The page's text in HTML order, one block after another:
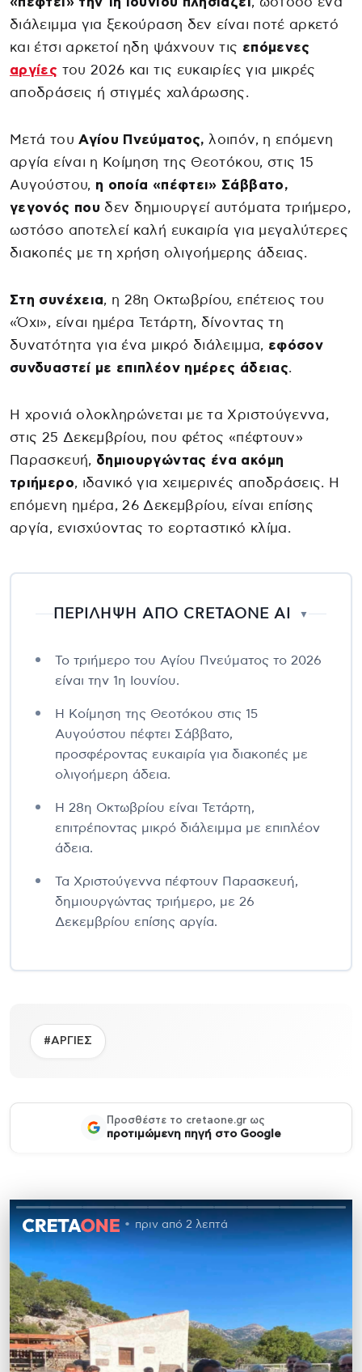
διάλειμμα για ξεκούραση δεν είναι ποτέ αρκετό
και έτσι αρκετοί ηδη ψάχνουν τις επόμενες
αργίες του 2026 και τις ευκαιρίες για μικρές
αποδράσεις ή στιγμές χαλάρωσης.
Μετά τουΑγίου Πνεύματος, λοιπόν, η επόμενη
αργία είναι η Κοίμηση της Θεοτόκου, στις 15
Αυγούστου, η οποία «πέφτει» Σάββατο,
γεγονός που δεν δημιουργεί αυτόματα τριήμερο,
ωστόσο αποτελεί καλή ευκαιρία για μεγαλύτερες
διακοπές με τη χρήση ολιγοήμερης άδειας.
Στη συνέχεια, η 28η Οκτωβρίου, επέτειος του
«Όχι», είναι ημέρα Τετάρτη, δίνοντας τη
δυνατότητα για ένα μικρό διάλειμμα, εφόσον
συνδυαστεί με επιπλέον ημέρες άδειας.
Η χρονιά ολοκληρώνεται με τα Χριστούγεννα,
στις 25 Δεκεμβρίου, που φέτος «πέφτουν»
Παρασκευή, δημιουργώντας ένα ακόμη
τριήμερο, ιδανικό για χειμερινές αποδράσεις. Η
επόμενη ημέρα, 26 Δεκεμβρίου, είναι επίσης
αργία, ενισχύοντας το εορταστικό κλίμα.
ΠΕΡΙΛΗΨΗ ΑΠΟ CRETAONE AI ▼
Το τριήμερο του Αγίου Πνεύματος το 2026
είναι την 1η Ιουνίου.
Η Κοίμηση της Θεοτόκου στις 15
Αυγούστου πέφτει Σάββατο,
προσφέροντας ευκαιρία για διακοπές με
ολιγοήμερη άδεια.
Η 28η Οκτωβρίου είναι Τετάρτη,
επιτρέποντας μικρό διάλειμμα με επιπλέον
άδεια.
Τα Χριστούγεννα πέφτουν Παρασκευή,
δημιουργώντας τριήμερο, με 26
Δεκεμβρίου επίσης αργία.
#ΑΡΓΙΕΣ
Προσθέστε το cretaone.gr ως
προτιμώμενη πηγή στο Google
πριν από 2 λεπτά